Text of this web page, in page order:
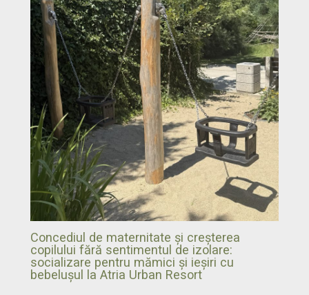
Concediul de maternitate și creșterea
copilului fără sentimentul de izolare:
socializare pentru mămici și ieșiri cu
bebelușul la Atria Urban Resort